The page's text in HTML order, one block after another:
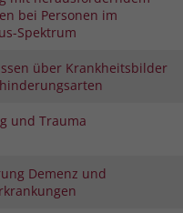
bei Personen im
Spektrum
über Krankheitsbilder
und Trauma
Demenz und
Name
Anbieter
Zweck